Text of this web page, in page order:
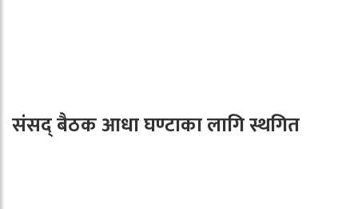
संसद् बैठक आधा घण्टाका लागि स्थगित